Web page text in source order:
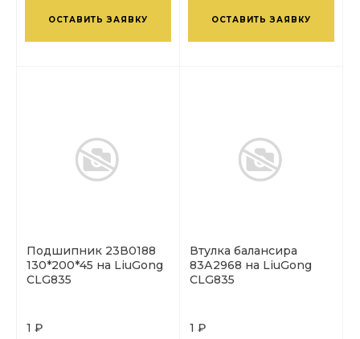
ОСТАВИТЬ ЗАЯВКУ ОСТАВИТЬ ЗАЯВКУ
Подшипник 23В0188
130*200*45 на LiuGong
CLG835
1 ₽
Втулка балансира
83А2968 на LiuGong
CLG835
1 ₽